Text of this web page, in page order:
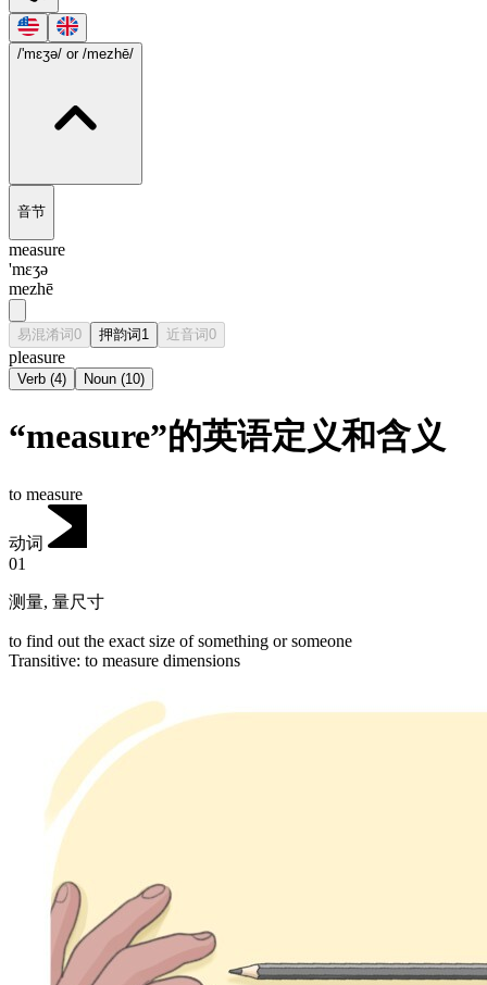
/'mɛʒə/ or /mezhē/
音节
measure
'mɛʒə
mezhē
易混淆词0 押韵词1 近音词0
pleasure
Verb (4) Noun (10)
“measure”的英语定义和含义
to measure
动词
01
测量, 量尺寸
to find out the exact size of something or someone
Transitive: to measure dimensions